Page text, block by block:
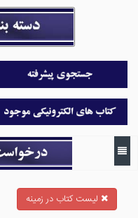
ليست كتاب در زمينه